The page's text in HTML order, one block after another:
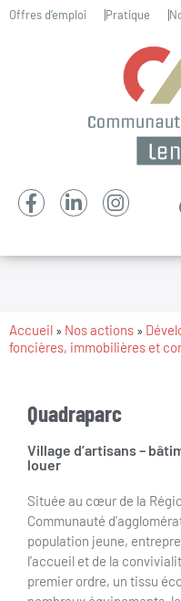
Offres d’emploi Pratique
Accueil » Nos actions »
foncières, immobilières et
Quadraparc
Village d’artisans –
louer
Située au cœur de la
Communauté
population jeune,
l’accueil et de la
premier ordre, un tissu